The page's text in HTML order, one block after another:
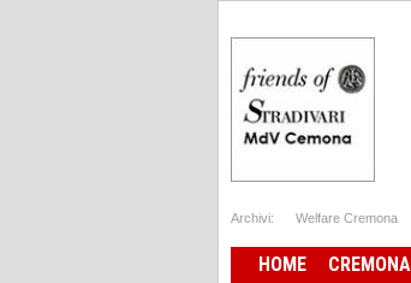
Archivi: Welfare Cremona
HOME CREMONA